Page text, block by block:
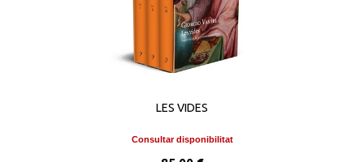
LES VIDES
Consultar disponibilitat